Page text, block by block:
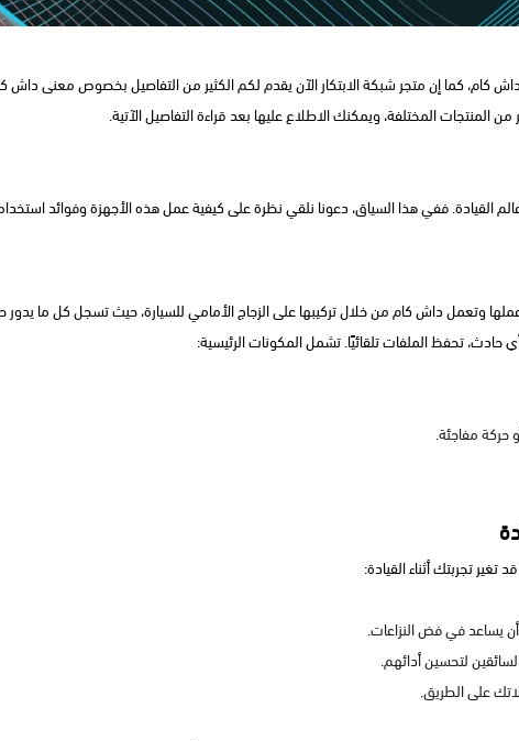
داش كام، كما إن متجر شبكة الابتكار الآن يقدم لكم الكثير من التفاصيل بخصوص معنى داش
من المنتجات المختلفة، ويمكنك الاطلاع عليها بعد قراءة التفاصيل الآتية.
القيادة. ففي هذا السياق، دعونا نلقي نظرة على كيفية عمل هذه الأجهزة وفوائد
وتعمل داش كام من خلال تركيبها على الزجاج الأمامي للسيارة، حيث تسجل كل ما يدور
تحفظ الملفات تلقائيًا. تشمل المكونات الرئيسية:
حركة مفاجئة.
تجربتك أثناء القيادة:
يساعد في فض النزاعات.
لتحسين أدائهم.
على الطريق.